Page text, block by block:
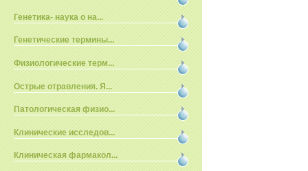
Генетика- наука о на...
Генетические термины...
Физиологические терм...
Острые отравления. Я...
Патологическая физио...
Клинические исследов...
Клиническая фармакол...